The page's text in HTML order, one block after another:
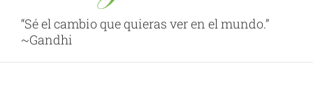
“Sé el cambio que quieras ver en el mundo.”
~Gandhi